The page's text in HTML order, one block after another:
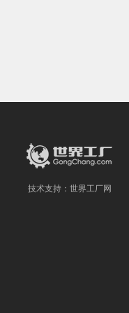
技术支持： 世界工厂网